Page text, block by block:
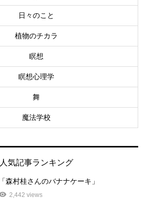
日々のこと
植物のチカラ
瞑想
瞑想心理学
舞
魔法学校
人気記事ランキング
「森村桂さんのバナナケーキ」
2,442 views